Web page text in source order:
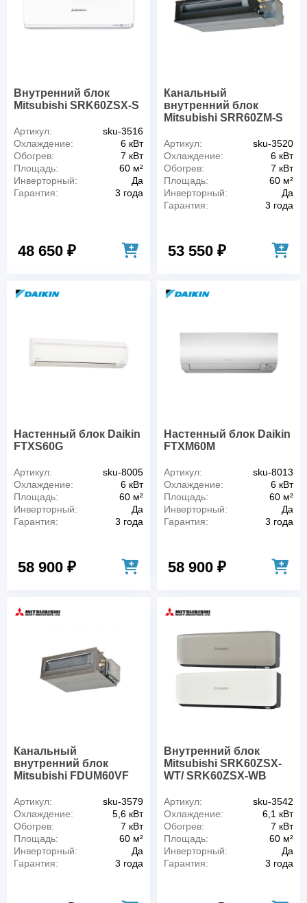
Внутренний блок
Mitsubishi SRK60ZSX-S
Артикул:
sku-3516
Охлаждение:
6 кВт
Обогрев:
7 кВт
Площадь:
60 м²
Инверторный:
Да
Гарантия:
3 года
48 650 ₽
Канальный
внутренний блок
Mitsubishi SRR60ZM-S
Артикул:
sku-3520
Охлаждение:
6 кВт
Обогрев:
7 кВт
Площадь:
60 м²
Инверторный:
Да
Гарантия:
3 года
53 550 ₽
Настенный блок Daikin
FTXS60G
Артикул:
sku-8005
Охлаждение:
6 кВт
Площадь:
60 м²
Инверторный:
Да
Гарантия:
3 года
58 900 ₽
Настенный блок Daikin
FTXM60M
Артикул:
sku-8013
Охлаждение:
6 кВт
Площадь:
60 м²
Инверторный:
Да
Гарантия:
3 года
58 900 ₽
Канальный
внутренний блок
Mitsubishi FDUM60VF
Артикул:
sku-3579
Охлаждение:
5,6 кВт
Обогрев:
7 кВт
Площадь:
60 м²
Инверторный:
Да
Гарантия:
3 года
Внутренний блок
Mitsubishi SRK60ZSX-
WT/ SRK60ZSX-WB
Артикул:
sku-3542
Охлаждение:
6,1 кВт
Обогрев:
7 кВт
Площадь:
60 м²
Инверторный:
Да
Гарантия:
3 года